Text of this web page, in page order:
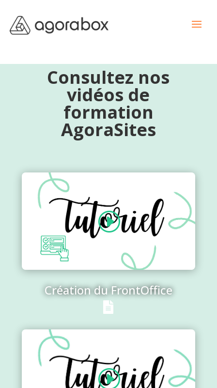
Consultez nos
vidéos de
formation
AgoraSites
Création du FrontOffice
